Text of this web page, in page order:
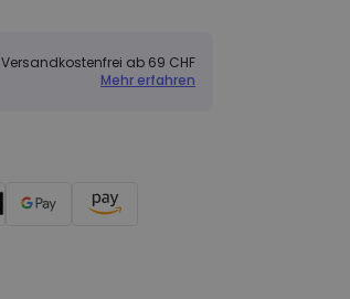
Versandkostenfrei ab 69 CHF
Mehr erfahren